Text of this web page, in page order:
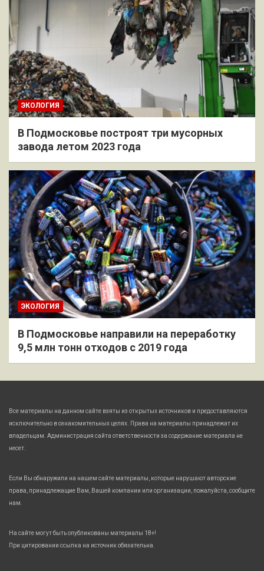
ЭКОЛОГИЯ
В Подмосковье построят три мусорных
завода летом 2023 года
ЭКОЛОГИЯ
В Подмосковье направили на переработку
9,5 млн тонн отходов с 2019 года
Все материалы на данном сайте взяты из открытых источников и предоставляются
исключительно в ознакомительных целях. Права на материалы принадлежат их
владельцам. Администрация сайта ответственности за содержание материала не
несет.
Если Вы обнаружили на нашем сайте материалы, которые нарушают авторские
права, принадлежащие Вам, Вашей компании или организации, пожалуйста, сообщите
нам.
На сайте могут быть опубликованы материалы 18+!
При цитировании ссылка на источник обязательна.